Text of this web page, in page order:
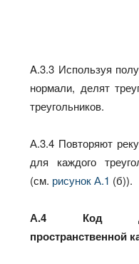
A.3.3 Используя
нормали, делят
треугольников.
А.3.4 Повторяют
для каждого
(см. рисунок А.1 (б)).
А.4 Код для
пространственной